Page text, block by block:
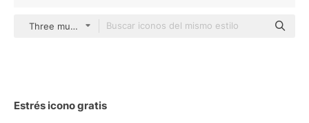
Three musketeers outline
Estrés icono gratis